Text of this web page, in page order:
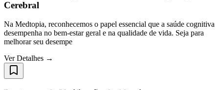
Cerebral
Na Medtopia, reconhecemos o papel essencial que a saúde cognitiva
desempenha no bem-estar geral e na qualidade de vida. Seja para
melhorar seu desempe
Ver Detalhes →